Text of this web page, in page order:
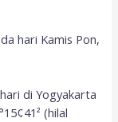
hari Kamis Pon,
di Yogyakarta
(hilal